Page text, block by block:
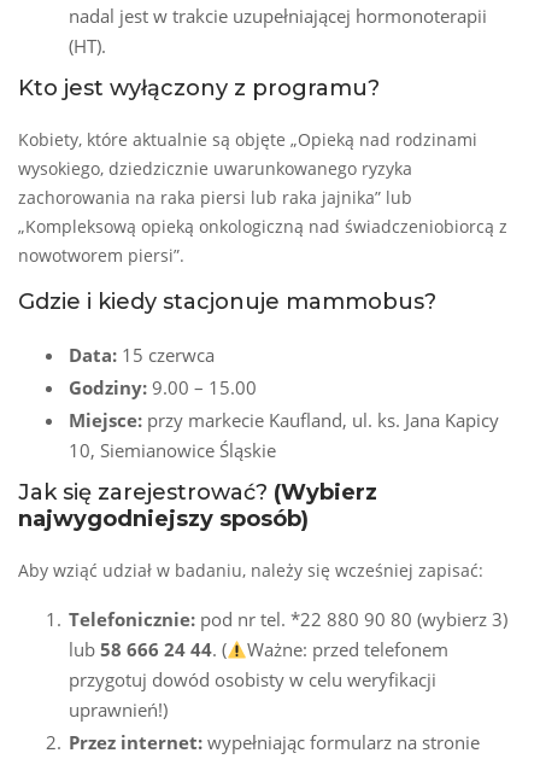
nadal jest w trakcie uzupełniającej hormonoterapii
(HT).
Kto jest wyłączony z programu?
Kobiety, które aktualnie są objęte „Opieką nad rodzinami
wysokiego, dziedzicznie uwarunkowanego ryzyka
zachorowania na raka piersi lub raka jajnika” lub
„Kompleksową opieką onkologiczną nad świadczeniobiorcą z
nowotworem piersi”.
Gdzie i kiedy stacjonuje mammobus?
Data: 15 czerwca
Godziny: 9.00 – 15.00
Miejsce: przy markecie Kaufland, ul. ks. Jana Kapicy
10, Siemianowice Śląskie
Jak się zarejestrować? (Wybierz
najwygodniejszy sposób)
Aby wziąć udział w badaniu, należy się wcześniej zapisać:
Telefonicznie: pod nr tel. *22 880 90 80 (wybierz 3)
lub 58 666 24 44. (
Ważne: przed telefonem
przygotuj dowód osobisty w celu weryfikacji
uprawnień!)
Przez internet: wypełniając formularz na stronie